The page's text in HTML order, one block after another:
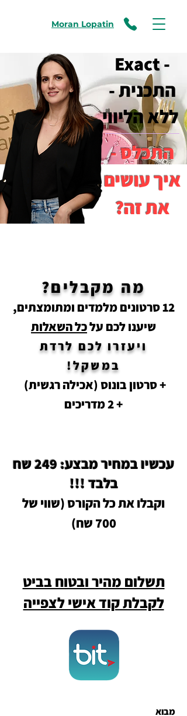
Moran Lopatin
Exact -
התכנית -
ללא הליווי
התכלס -
איך עושים
את זה?
מה מקבלים?
12סרטונים מלמדים ומתומצתים,
שיענו לכםעלכל השאלות
ויעזרו לכם לרדת
במשקל!
+ סרטון בונוס (אכילה רגשית)
+2 מדריכים
עכשיו במחיר מבצע: 249 שח
בלבד !!!
וקבלו את כל הקורס (שווי של
700 שח)
תשלום מהיר ובטוח בביט
לקבלת קוד אישי לצפייה
מבוא